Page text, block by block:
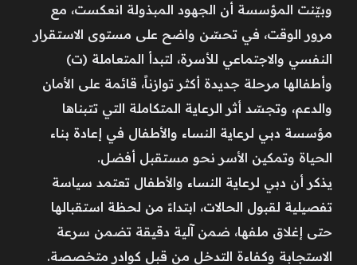
وبيّنت المؤسسة أن الجهود المبذولة انعكست، مع
مرور الوقت، في تحسّن واضح على مستوى الاستقرار
النفسي والاجتماعي للأسرة، لتبدأ المتعاملة (ت)
وأطفالها مرحلة جديدة أكثر توازناً، قائمة على الأمان
والدعم، وتجسّد أثر الرعاية المتكاملة التي تتبناها
مؤسسة دبي لرعاية النساء والأطفال في إعادة بناء
الحياة وتمكين الأسر نحو مستقبل أفضل.
يذكر أن دبي لرعاية النساء والأطفال تعتمد سياسة
تفصيلية لقبول الحالات، ابتداءً من لحظة استقبالها
حتى إغلاق ملفها، ضمن آلية دقيقة تضمن سرعة
الاستجابة وكفاءة التدخل من قبل كوادر متخصصة.